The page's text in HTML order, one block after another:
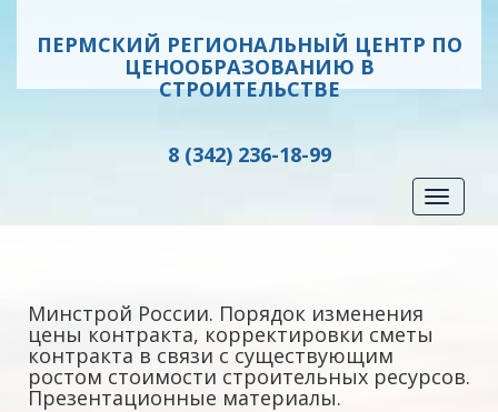
ПЕРМСКИЙ РЕГИОНАЛЬНЫЙ ЦЕНТР ПО
ЦЕНООБРАЗОВАНИЮ В
СТРОИТЕЛЬСТВЕ
8 (342) 236-18-99
Toggle
Минстрой России. Порядок изменения
цены контракта, корректировки сметы
контракта в связи с существующим
ростом стоимости строительных ресурсов.
Презентационные материалы.